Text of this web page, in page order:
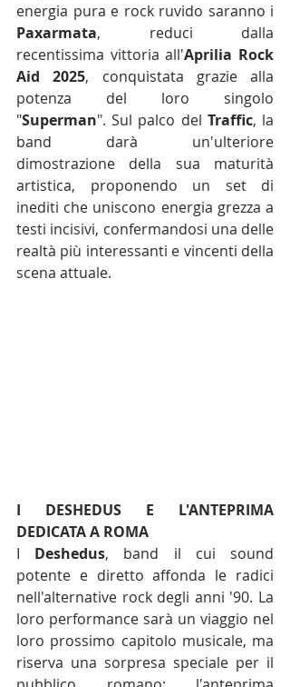
Paxarmata, reduci dalla
recentissima vittoria all'Aprilia Rock
Aid 2025, conquistata grazie alla
potenza del loro singolo
"Superman". Sul palco del Traffic, la
band darà un'ulteriore
dimostrazione della sua maturità
artistica, proponendo un set di
inediti che uniscono energia grezza a
testi incisivi, confermandosi una delle
realtà più interessanti e vincenti della
scena attuale.
I DESHEDUS E L'ANTEPRIMA
DEDICATA A ROMA
I Deshedus, band il cui sound
potente e diretto affonda le radici
nell'alternative rock degli anni '90. La
loro performance sarà un viaggio nel
loro prossimo capitolo musicale, ma
riserva una sorpresa speciale per il